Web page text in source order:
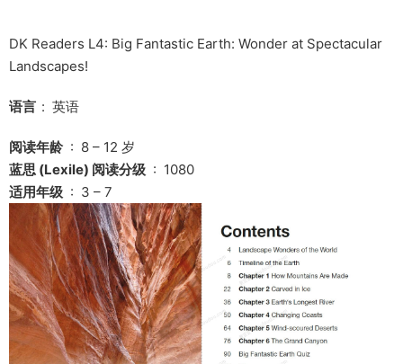
DK Readers L4: Big Fantastic Earth: Wonder at Spectacular
Landscapes!
: ‎ 英语
阅读年龄 ‏ : ‎ 8 – 12 岁
蓝思 (Lexile) 阅读分级 ‏ : ‎ 1080
适用年级 ‏ : ‎ 3 – 7